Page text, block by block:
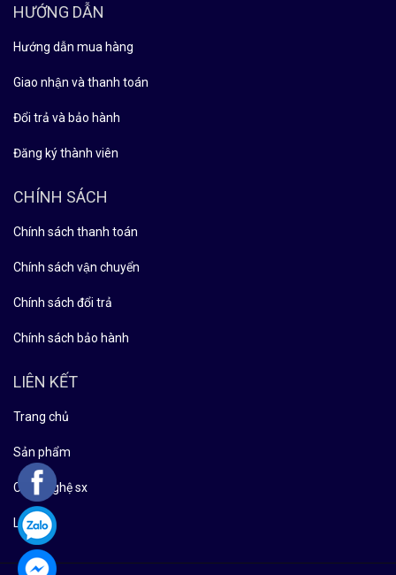
HƯỚNG DẪN
Hướng dẫn mua hàng
Giao nhận và thanh toán
Đổi trả và bảo hành
Đăng ký thành viên
CHÍNH SÁCH
Chính sách thanh toán
Chính sách vận chuyển
Chính sách đổi trả
Chính sách bảo hành
LIÊN KẾT
Trang chủ
Sản phẩm
Công nghệ sx
Liên hệ